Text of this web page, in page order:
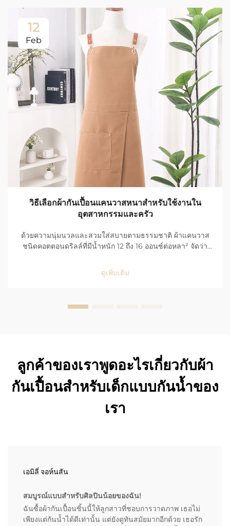
12
Feb
วิธีเลือกผ้ากันเปื้อนแคนวาสหนาสำหรับใช้งานใน
อุตสาหกรรมและครัว
ด้วยความนุ่มนวลและสวมใส่สบายตามธรรมชาติ ผ้าแคนวาส
ชนิดคอตตอนดริลล์ที่มีน้ำหนัก 12 ถึง 16 ออนซ์ต่อหลา² จัดว่า
มีการใช้งานหนักและครัวของร้านอาหาร ด้วยโครงสร้างการ
ทอที่สม่ำเสมอและมีความหนาแน่นสูง ผ้าแคนวาส...
ดูเพิ่มเติม
ลูกค้าของเราพูดอะไรเกี่ยวกับผ้า
กันเปื้อนสำหรับเด็กแบบกันน้ำของ
เรา
เอมิลี่ จอห์นสัน
สมบูรณ์แบบสำหรับศิลปินน้อยของฉัน!
ฉันซื้อผ้ากันเปื้อนชิ้นนี้ให้ลูกสาวที่ชอบการวาดภาพ เธอไม่
เพียงแต่กันน้ำได้ดีเท่านั้น แต่ยังดูทันสมัยมากอีกด้วย เธอรัก